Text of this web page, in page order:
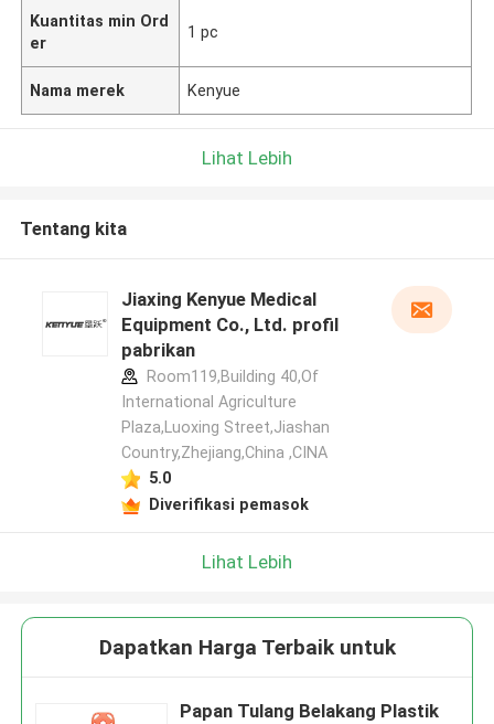
Kuantitas min Ord
er
1 pc
Nama merek Kenyue
Lihat Lebih
Tentang kita
Jiaxing Kenyue Medical
Equipment Co., Ltd. profil
pabrikan
Room119,Building 40,Of
International Agriculture
Plaza,Luoxing Street,Jiashan
Country,Zhejiang,China ,CINA
5.0
Diverifikasi pemasok
Lihat Lebih
Dapatkan Harga Terbaik untuk
Papan Tulang Belakang Plastik